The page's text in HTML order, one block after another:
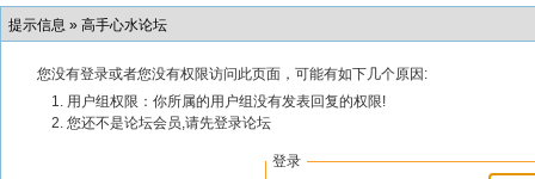
提示信息 » 高手心水论坛
您没有登录或者您没有权限访问此页面，可能有如下几个原因:
用户组权限：你所属的用户组没有发表回复的权限!
您还不是论坛会员,请先登录论坛
登录